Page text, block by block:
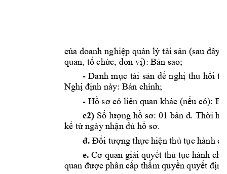
của doanh nghiệp quản lý tài sản (sau đây
quan, tổ chức, đơn vị): Bản sao;
- Danh mục tài sản đề nghị thu hồi
Nghị định này: Bản chính;
- Hồ sơ có liên quan khác (nếu có):
c2) Số lượng hồ sơ: 01 bản d. Thời
kể từ ngày nhận đủ hồ sơ.
đ. Đối tượng thực hiện thủ tục hành
e. Cơ quan giải quyết thủ tục hành
quan được phân cấp thẩm quyền quyết